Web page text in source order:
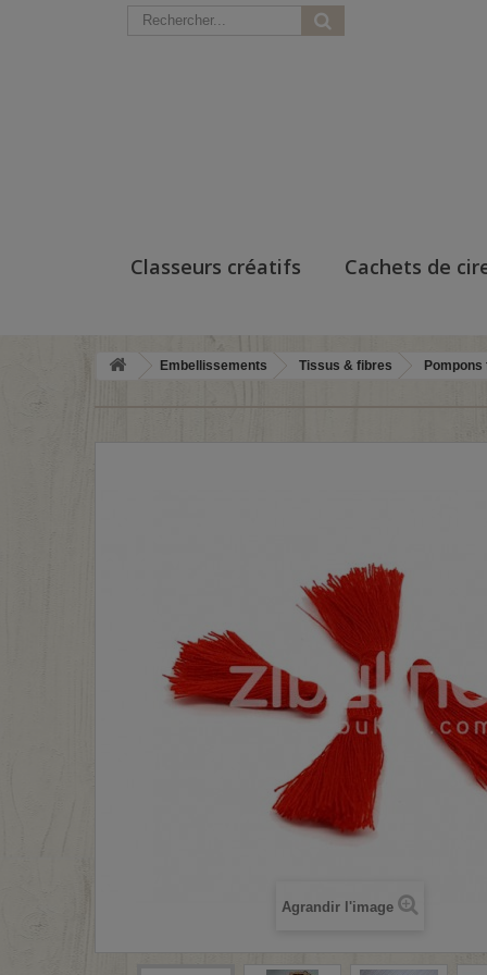
Classeurs créatifs Cachets de
Embellissements Tissus & fibres Pompons
Agrandir l'image